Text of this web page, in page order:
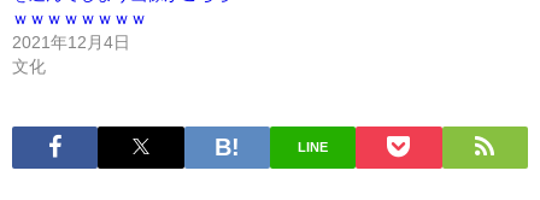
ｗｗｗｗｗｗｗｗ
2021年12月4日
文化
LINE